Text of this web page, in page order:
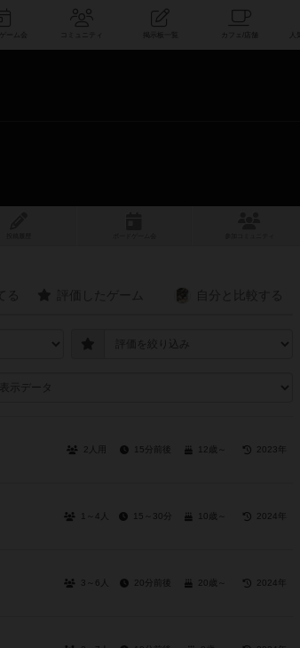
コミュニティ
2人用 15分前後 12歳～ 2023年
1～4人 15～30分 10歳～ 2024年
3～6人 20分前後 20歳～ 2024年